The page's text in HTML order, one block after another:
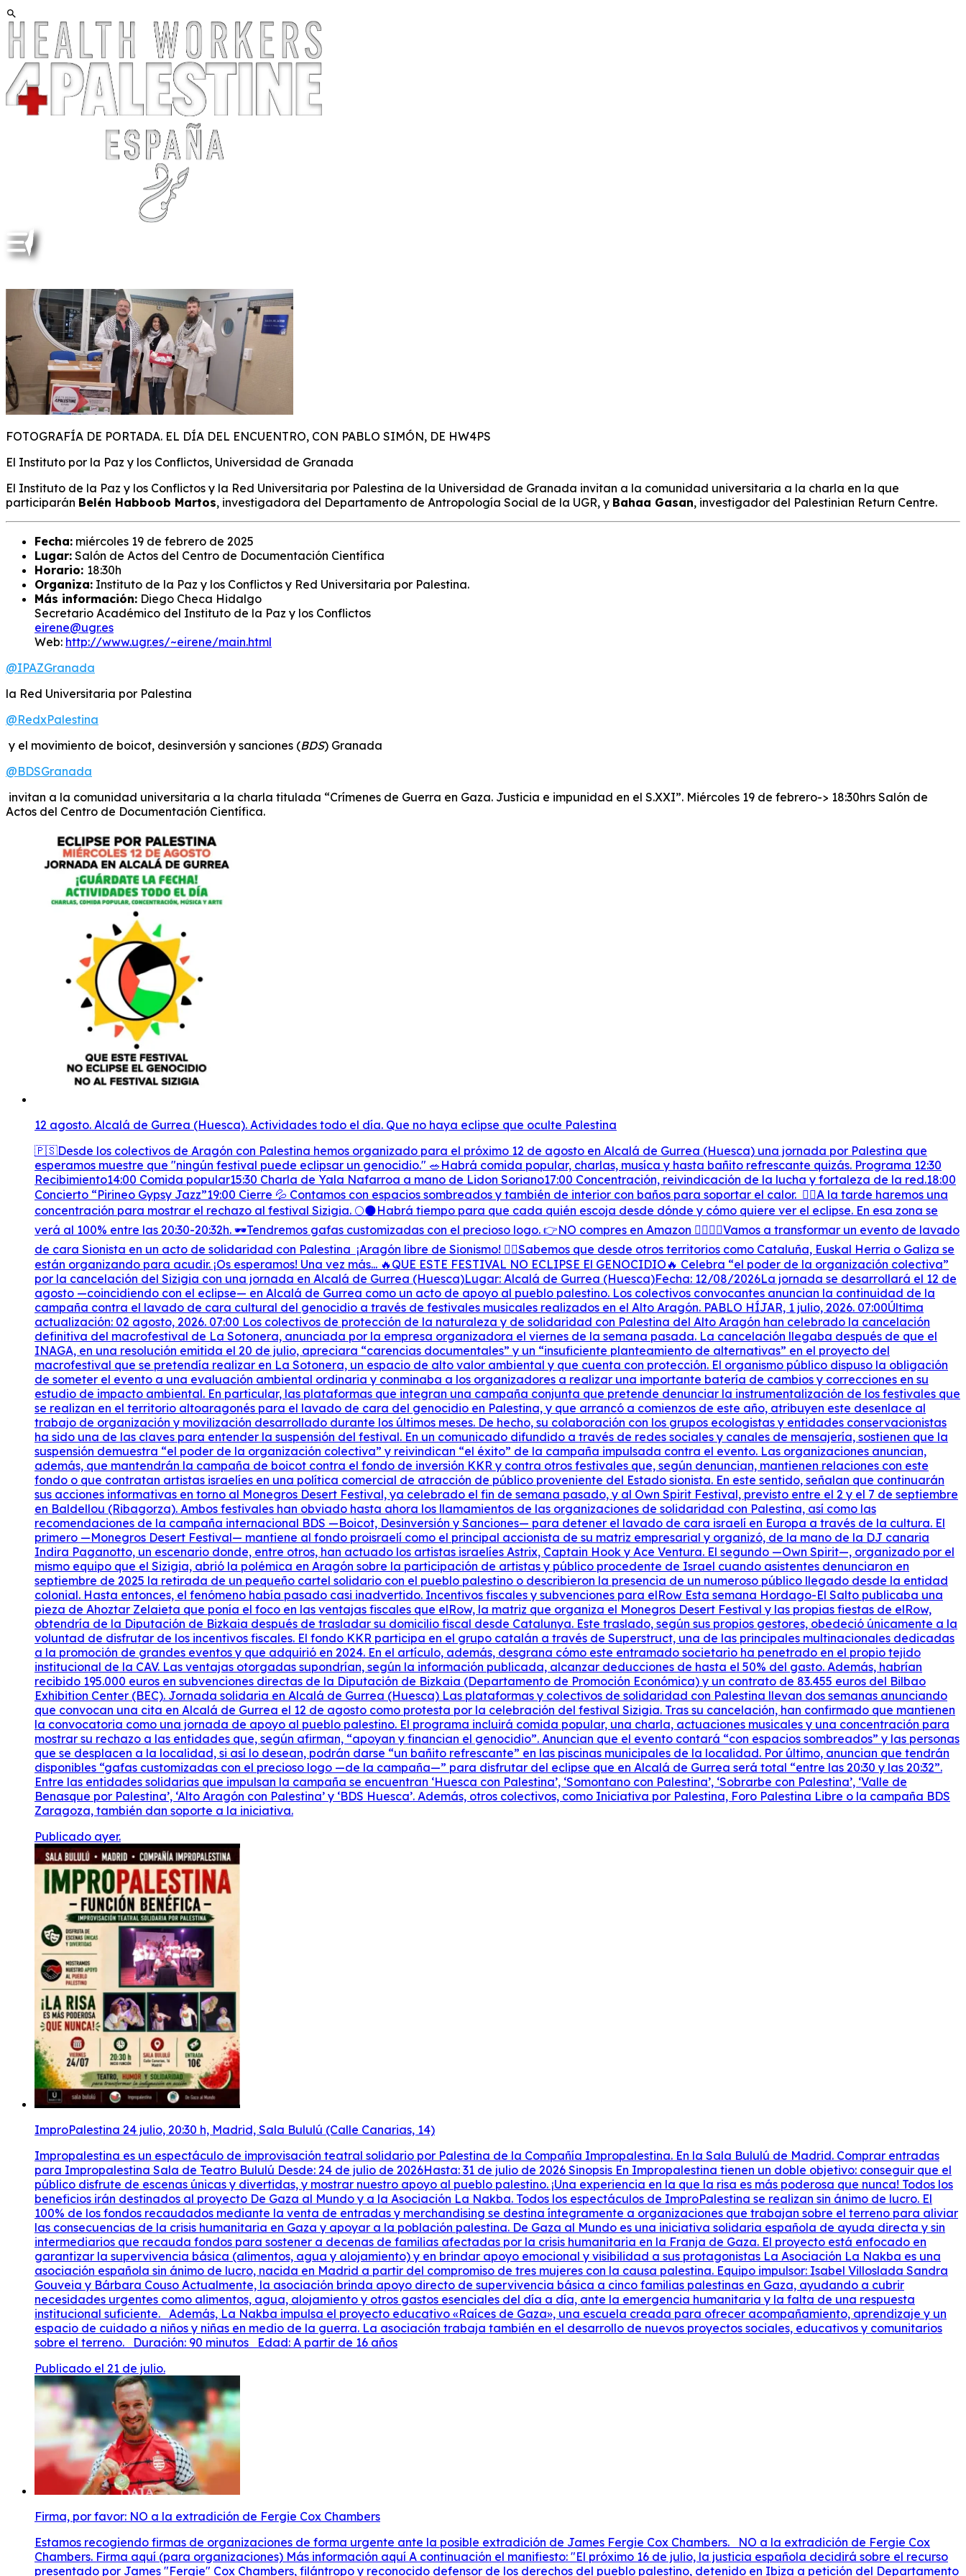
FOTOGRAFÍA DE PORTADA. EL DÍA DEL ENCUENTRO, CON PABLO SIMÓN, DE HW4PS
El Instituto por la Paz y los Conflictos, Universidad de Granada
El Instituto de la Paz y los Conflictos y la Red Universitaria por Palestina de la Universidad de Granada invitan a la comunidad universitaria a la charla en la que
participarán Belén Habboob Martos, investigadora del Departamento de Antropología Social de la UGR, y Bahaa Gasan, investigador del Palestinian Return Centre.
Fecha: miércoles 19 de febrero de 2025
Lugar: Salón de Actos del Centro de Documentación Científica
Horario: 18:30h
Organiza: Instituto de la Paz y los Conflictos y Red Universitaria por Palestina.
Más información: Diego Checa Hidalgo
Secretario Académico del Instituto de la Paz y los Conflictos
eirene@ugr.es
Web: http://www.ugr.es/~eirene/main.html
@IPAZGranada
la Red Universitaria por Palestina
@RedxPalestina
y el movimiento de boicot, desinversión y sanciones (BDS) Granada
@BDSGranada
invitan a la comunidad universitaria a la charla titulada “Crímenes de Guerra en Gaza. Justicia e impunidad en el S.XXI”. Miércoles 19 de febrero-> 18:30hrs Salón de
Actos del Centro de Documentación Científica.
12 agosto. Alcalá de Gurrea (Huesca). Actividades todo el día. Que no haya eclipse que oculte Palestina
🇵🇸Desde los colectivos de Aragón con Palestina hemos organizado para el próximo 12 de agosto en Alcalá de Gurrea (Huesca) una jornada por Palestina que
esperamos muestre que "ningún festival puede eclipsar un genocidio." 🥗Habrá comida popular, charlas, musíca y hasta bañito refrescante quizás. Programa 12:30
Recibimiento14:00 Comida popular15:30 Charla de Yala Nafarroa a mano de Lidon Soriano17:00 Concentración, reivindicación de la lucha y fortaleza de la red.18:00
Concierto “Pirineo Gypsy Jazz”19:00 Cierre 💦 Contamos con espacios sombreados y también de interior con baños para soportar el calor. ✊🏽A la tarde haremos una
concentración para mostrar el rechazo al festival Sizigia. 🌕🌑Habrá tiempo para que cada quién escoja desde dónde y cómo quiere ver el eclipse. En esa zona se
verá al 100% entre las 20:30-20:32h. 🕶️Tendremos gafas customizadas con el precioso logo. 👉NO compres en Amazon ✊🏽🇵🇸Vamos a transformar un evento de lavado
de cara Sionista en un acto de solidaridad con Palestina ¡Aragón libre de Sionismo! ❤️‍🔥Sabemos que desde otros territorios como Cataluña, Euskal Herria o Galiza se
están organizando para acudir. ¡Os esperamos! Una vez más... 🔥QUE ESTE FESTIVAL NO ECLIPSE El GENOCIDIO🔥 Celebra “el poder de la organización colectiva”
por la cancelación del Sizigia con una jornada en Alcalá de Gurrea (Huesca)Lugar: Alcalá de Gurrea (Huesca)Fecha: 12/08/2026La jornada se desarrollará el 12 de
agosto —coincidiendo con el eclipse— en Alcalá de Gurrea como un acto de apoyo al pueblo palestino. Los colectivos convocantes anuncian la continuidad de la
campaña contra el lavado de cara cultural del genocidio a través de festivales musicales realizados en el Alto Aragón. PABLO HÍJAR, 1 julio, 2026. 07:00Última
actualización: 02 agosto, 2026. 07:00 Los colectivos de protección de la naturaleza y de solidaridad con Palestina del Alto Aragón han celebrado la cancelación
definitiva del macrofestival de La Sotonera, anunciada por la empresa organizadora el viernes de la semana pasada. La cancelación llegaba después de que el
INAGA, en una resolución emitida el 20 de julio, apreciara “carencias documentales” y un “insuficiente planteamiento de alternativas” en el proyecto del
macrofestival que se pretendía realizar en La Sotonera, un espacio de alto valor ambiental y que cuenta con protección. El organismo público dispuso la obligación
de someter el evento a una evaluación ambiental ordinaria y conminaba a los organizadores a realizar una importante batería de cambios y correcciones en su
estudio de impacto ambiental. En particular, las plataformas que integran una campaña conjunta que pretende denunciar la instrumentalización de los festivales que
se realizan en el territorio altoaragonés para el lavado de cara del genocidio en Palestina, y que arrancó a comienzos de este año, atribuyen este desenlace al
trabajo de organización y movilización desarrollado durante los últimos meses. De hecho, su colaboración con los grupos ecologistas y entidades conservacionistas
ha sido una de las claves para entender la suspensión del festival. En un comunicado difundido a través de redes sociales y canales de mensajería, sostienen que la
suspensión demuestra “el poder de la organización colectiva” y reivindican “el éxito” de la campaña impulsada contra el evento. Las organizaciones anuncian,
además, que mantendrán la campaña de boicot contra el fondo de inversión KKR y contra otros festivales que, según denuncian, mantienen relaciones con este
fondo o que contratan artistas israelíes en una política comercial de atracción de público proveniente del Estado sionista. En este sentido, señalan que continuarán
sus acciones informativas en torno al Monegros Desert Festival, ya celebrado el fin de semana pasado, y al Own Spirit Festival, previsto entre el 2 y el 7 de septiembre
en Baldellou (Ribagorza). Ambos festivales han obviado hasta ahora los llamamientos de las organizaciones de solidaridad con Palestina, así como las
recomendaciones de la campaña internacional BDS —Boicot, Desinversión y Sanciones— para detener el lavado de cara israelí en Europa a través de la cultura. El
primero —Monegros Desert Festival— mantiene al fondo proisraelí como el principal accionista de su matriz empresarial y organizó, de la mano de la DJ canaria
Indira Paganotto, un escenario donde, entre otros, han actuado los artistas israelíes Astrix, Captain Hook y Ace Ventura. El segundo —Own Spirit—, organizado por el
mismo equipo que el Sizigia, abrió la polémica en Aragón sobre la participación de artistas y público procedente de Israel cuando asistentes denunciaron en
septiembre de 2025 la retirada de un pequeño cartel solidario con el pueblo palestino o describieron la presencia de un numeroso público llegado desde la entidad
colonial. Hasta entonces, el fenómeno había pasado casi inadvertido. Incentivos fiscales y subvenciones para elRow Esta semana Hordago-El Salto publicaba una
pieza de Ahoztar Zelaieta que ponía el foco en las ventajas fiscales que elRow, la matriz que organiza el Monegros Desert Festival y las propias fiestas de elRow,
obtendría de la Diputación de Bizkaia después de trasladar su domicilio fiscal desde Catalunya. Este traslado, según sus propios gestores, obedeció únicamente a la
voluntad de disfrutar de los incentivos fiscales. El fondo KKR participa en el grupo catalán a través de Superstruct, una de las principales multinacionales dedicadas
a la promoción de grandes eventos y que adquirió en 2024. En el artículo, además, desgrana cómo este entramado societario ha penetrado en el propio tejido
institucional de la CAV. Las ventajas otorgadas supondrían, según la información publicada, alcanzar deducciones de hasta el 50% del gasto. Además, habrían
recibido 195.000 euros en subvenciones directas de la Diputación de Bizkaia (Departamento de Promoción Económica) y un contrato de 83.455 euros del Bilbao
Exhibition Center (BEC). Jornada solidaria en Alcalá de Gurrea (Huesca) Las plataformas y colectivos de solidaridad con Palestina llevan dos semanas anunciando
que convocan una cita en Alcalá de Gurrea el 12 de agosto como protesta por la celebración del festival Sizigia. Tras su cancelación, han confirmado que mantienen
la convocatoria como una jornada de apoyo al pueblo palestino. El programa incluirá comida popular, una charla, actuaciones musicales y una concentración para
mostrar su rechazo a las entidades que, según afirman, “apoyan y financian el genocidio”. Anuncian que el evento contará “con espacios sombreados” y las personas
que se desplacen a la localidad, si así lo desean, podrán darse “un bañito refrescante” en las piscinas municipales de la localidad. Por último, anuncian que tendrán
disponibles “gafas customizadas con el precioso logo —de la campaña—” para disfrutar del eclipse que en Alcalá de Gurrea será total “entre las 20:30 y las 20:32”.
Entre las entidades solidarias que impulsan la campaña se encuentran ‘Huesca con Palestina’, ‘Somontano con Palestina’, ‘Sobrarbe con Palestina’, ‘Valle de
Benasque por Palestina’, ‘Alto Aragón con Palestina’ y ‘BDS Huesca’. Además, otros colectivos, como Iniciativa por Palestina, Foro Palestina Libre o la campaña BDS
Zaragoza, también dan soporte a la iniciativa.
Publicado ayer.
ImproPalestina 24 julio, 20:30 h, Madrid, Sala Bululú (Calle Canarias, 14)
Impropalestina es un espectáculo de improvisación teatral solidario por Palestina de la Compañía Impropalestina. En la Sala Bululú de Madrid. Comprar entradas
para Impropalestina Sala de Teatro Bululú Desde: 24 de julio de 2026Hasta: 31 de julio de 2026 Sinopsis En Impropalestina tienen un doble objetivo: conseguir que el
público disfrute de escenas únicas y divertidas, y mostrar nuestro apoyo al pueblo palestino. ¡Una experiencia en la que la risa es más poderosa que nunca! Todos los
beneficios irán destinados al proyecto De Gaza al Mundo y a la Asociación La Nakba. Todos los espectáculos de ImproPalestina se realizan sin ánimo de lucro. El
100% de los fondos recaudados mediante la venta de entradas y merchandising se destina íntegramente a organizaciones que trabajan sobre el terreno para aliviar
las consecuencias de la crisis humanitaria en Gaza y apoyar a la población palestina. De Gaza al Mundo es una iniciativa solidaria española de ayuda directa y sin
intermediarios que recauda fondos para sostener a decenas de familias afectadas por la crisis humanitaria en la Franja de Gaza. El proyecto está enfocado en
garantizar la supervivencia básica (alimentos, agua y alojamiento) y en brindar apoyo emocional y visibilidad a sus protagonistas La Asociación La Nakba es una
asociación española sin ánimo de lucro, nacida en Madrid a partir del compromiso de tres mujeres con la causa palestina. Equipo impulsor: Isabel Villoslada Sandra
Gouveia y Bárbara Couso Actualmente, la asociación brinda apoyo directo de supervivencia básica a cinco familias palestinas en Gaza, ayudando a cubrir
necesidades urgentes como alimentos, agua, alojamiento y otros gastos esenciales del día a día, ante la emergencia humanitaria y la falta de una respuesta
institucional suficiente. Además, La Nakba impulsa el proyecto educativo «Raíces de Gaza», una escuela creada para ofrecer acompañamiento, aprendizaje y un
espacio de cuidado a niños y niñas en medio de la guerra. La asociación trabaja también en el desarrollo de nuevos proyectos sociales, educativos y comunitarios
sobre el terreno. Duración: 90 minutos Edad: A partir de 16 años
Publicado el 21 de julio.
Firma, por favor: NO a la extradición de Fergie Cox Chambers
Estamos recogiendo firmas de organizaciones de forma urgente ante la posible extradición de James Fergie Cox Chambers. NO a la extradición de Fergie Cox
Chambers. Firma aquí (para organizaciones) Más información aquí A continuación el manifiesto: "El próximo 16 de julio, la justicia española decidirá sobre el recurso
presentado por James "Fergie" Cox Chambers, filántropo y reconocido defensor de los derechos del pueblo palestino, detenido en Ibiza a petición del Departamento